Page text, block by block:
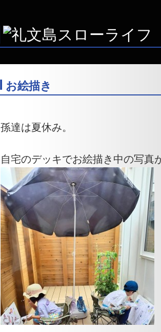
お絵描き
孫達は夏休み。
自宅のデッキでお絵描き中の写真